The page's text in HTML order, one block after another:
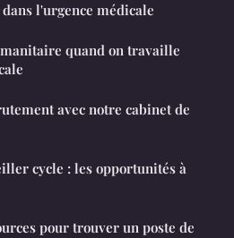
l'urgence médicale
quand on travaille
avec notre cabinet de
cycle : les opportunités à
pour trouver un poste de